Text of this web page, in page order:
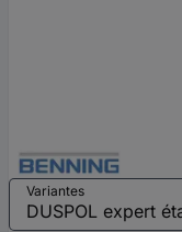
Variantes